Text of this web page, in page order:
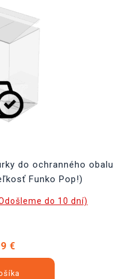
do ochranného obalu
Funko Pop!)
do 10 dní)
€